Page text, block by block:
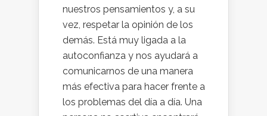
nuestros pensamientos y, a su
vez, respetar la opinión de los
demás. Está muy ligada a la
autoconfianza y nos ayudará a
comunicarnos de una manera
más efectiva para hacer frente a
los problemas del día a día. Una